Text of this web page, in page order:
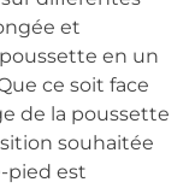
et
en un
ce soit face
de la poussette
souhaitée
pied est